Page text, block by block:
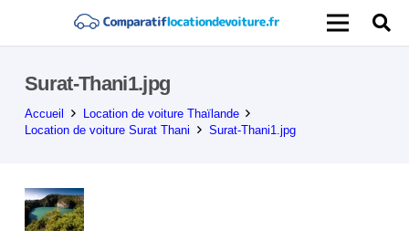
Surat-Thani1.jpg
Accueil
Location de voiture Thaïlande
Location de voiture Surat Thani
Surat-Thani1.jpg